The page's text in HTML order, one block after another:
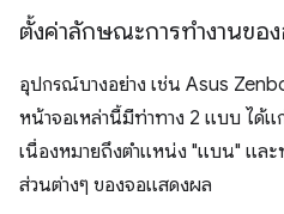
ตั้งค่าลักษณะการทำงานข
อุปกรณ์บางอย่าง เช่น Asus
หน้าจอเหล่านี้มีท่าทาง 2 แบบ ได้
เนื่องหมายถึงตำแหน่ง "แบน" และ
ส่วนต่างๆ ของจอแสดงผล